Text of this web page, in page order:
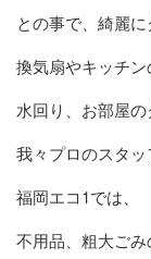
との事で、綺麗
換気扇やキッチン
水回り、お部屋の
我々プロのスタッ
福岡エコ1では、
不用品、粗大ごみ